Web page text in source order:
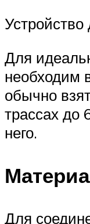
Для
необходим
обычно
трассах до
него.
Для